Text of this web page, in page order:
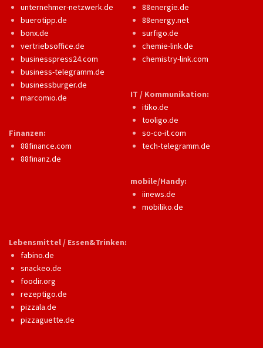
unternehmer-netzwerk.de
buerotipp.de
bonx.de
vertriebsoffice.de
businesspress24.com
business-telegramm.de
businessburger.de
marcomio.de
Finanzen:
88finance.com
88finanz.de
88energie.de
88energy.net
surfigo.de
chemie-link.de
chemistry-link.com
IT / Kommunikation:
itiko.de
tooligo.de
so-co-it.com
tech-telegramm.de
mobile/Handy:
iinews.de
mobiliko.de
Lebensmittel / Essen&Trinken:
fabino.de
snackeo.de
foodir.org
rezeptigo.de
pizzala.de
pizzaguette.de